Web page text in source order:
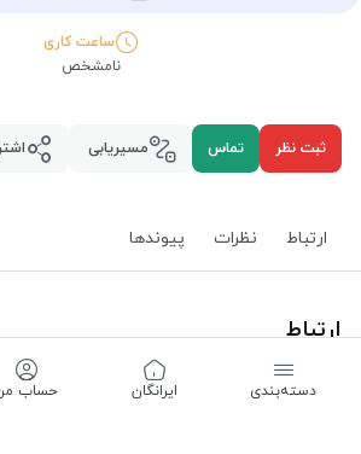
ساعت کاری
نامشخص
ثبت نظر تماس مسیریابی
ارتباط نظرات پیوند‌ها
ارتباط
استان همدان محله فرخ سرشت دسته‌بندی ‌ایرانگان حساب